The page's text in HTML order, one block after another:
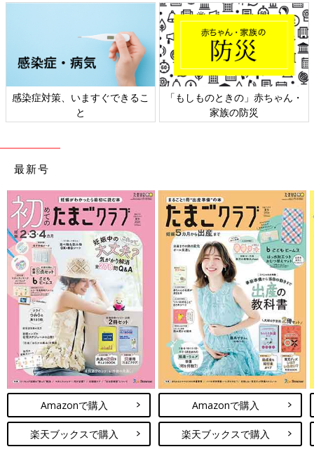
感染症対策、いますぐできるこ
と
「もしものときの」赤ちゃん・
家族の防災
最新号
Amazonで購入
楽天ブックスで購入
Amazonで購入
楽天ブックスで購入